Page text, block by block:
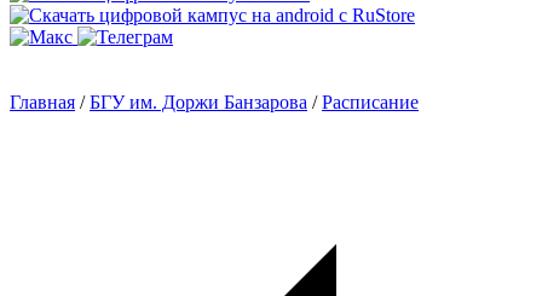
Главная /БГУ им. Доржи Банзарова /Расписание